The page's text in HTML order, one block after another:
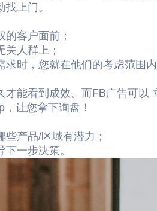
上门。
客户面前；
人群上；
时，您就在他们的考虑范围内
才能看到成效。而FB广告可以
让您拿下询盘！
产品/区域有潜力；
一步决策。